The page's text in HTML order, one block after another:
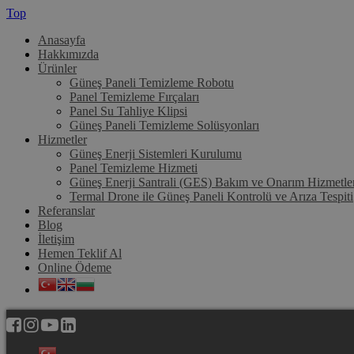
Top
Anasayfa
Hakkımızda
Ürünler
Güneş Paneli Temizleme Robotu
Panel Temizleme Fırçaları
Panel Su Tahliye Klipsi
Güneş Paneli Temizleme Solüsyonları
Hizmetler
Güneş Enerji Sistemleri Kurulumu
Panel Temizleme Hizmeti
Güneş Enerji Santrali (GES) Bakım ve Onarım
Termal Drone ile Güneş Paneli Kontrolü ve Arıza Tespiti
Referanslar
Blog
İletişim
Hemen Teklif Al
Online Ödeme